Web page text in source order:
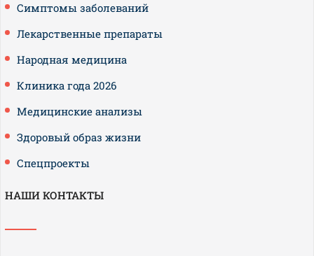
Симптомы заболеваний
Лекарственные препараты
Народная медицина
Клиника года 2026
Медицинские анализы
Здоровый образ жизни
Спецпроекты
НАШИ КОНТАКТЫ